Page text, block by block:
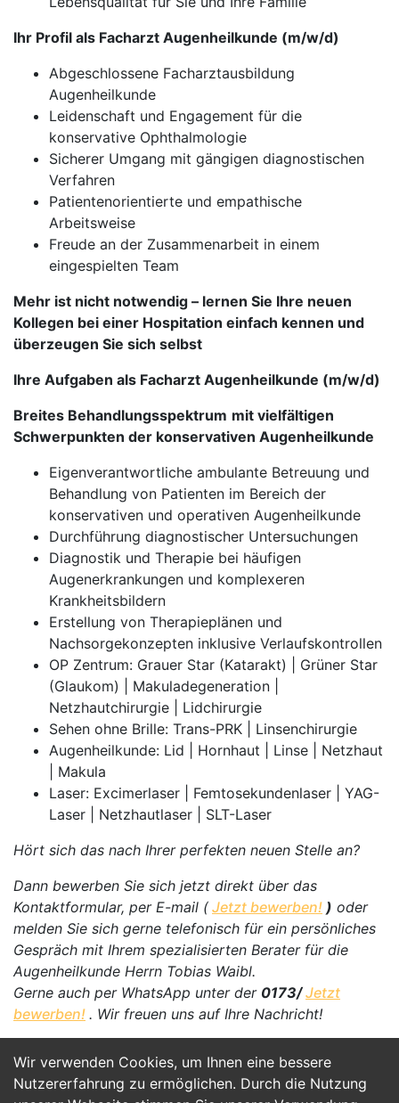
Wir verwenden Cookies, um Ihnen eine bessere
Nutzererfahrung zu ermöglichen. Durch die Nutzung
Ihr Profil als Facharzt Augenheilkunde (m/w/d)
Abgeschlossene Facharztausbildung
Augenheilkunde
Leidenschaft und Engagement für die
konservative Ophthalmologie
Sicherer Umgang mit gängigen diagnostischen
Verfahren
Patientenorientierte und empathische
Arbeitsweise
Freude an der Zusammenarbeit in einem
eingespielten Team
Mehr ist nicht notwendig – lernen Sie Ihre neuen
Kollegen bei einer Hospitation einfach kennen und
überzeugen Sie sich selbst
Ihre Aufgaben als Facharzt Augenheilkunde (m/w/d)
Breites Behandlungsspektrum mit vielfältigen
Schwerpunkten der konservativen Augenheilkunde
Eigenverantwortliche ambulante Betreuung und
Behandlung von Patienten im Bereich der
konservativen und operativen Augenheilkunde
Durchführung diagnostischer Untersuchungen
Diagnostik und Therapie bei häufigen
Augenerkrankungen und komplexeren
Krankheitsbildern
Erstellung von Therapieplänen und
Nachsorgekonzepten inklusive Verlaufskontrollen
OP Zentrum: Grauer Star (Katarakt) | Grüner Star
(Glaukom) | Makuladegeneration |
Netzhautchirurgie | Lidchirurgie
Sehen ohne Brille: Trans-PRK | Linsenchirurgie
Augenheilkunde: Lid | Hornhaut | Linse | Netzhaut
| Makula
Laser: Excimerlaser | Femtosekundenlaser | YAG-
Laser | Netzhautlaser | SLT-Laser
Hört sich das nach Ihrer perfekten neuen Stelle an?
Dann bewerben Sie sich jetzt direkt über das
Kontaktformular, per E-mail ( Jetzt bewerben! ) oder
melden Sie sich gerne telefonisch für ein persönliches
Gespräch mit Ihrem spezialisierten Berater für die
Augenheilkunde Herrn Tobias Waibl.
Gerne auch per WhatsApp unter der 0173/Jetzt
bewerben! . Wir freuen uns auf Ihre Nachricht!
Jetzt Bewerben